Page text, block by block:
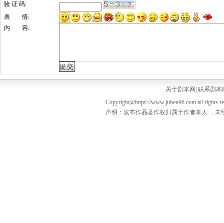
验 证 码:
表 情:
内 容:
关于剧本网 联系剧本
Copyright@https://www.juben98.com all rights
声明：发布作品著作权归属于作者本人 ，未